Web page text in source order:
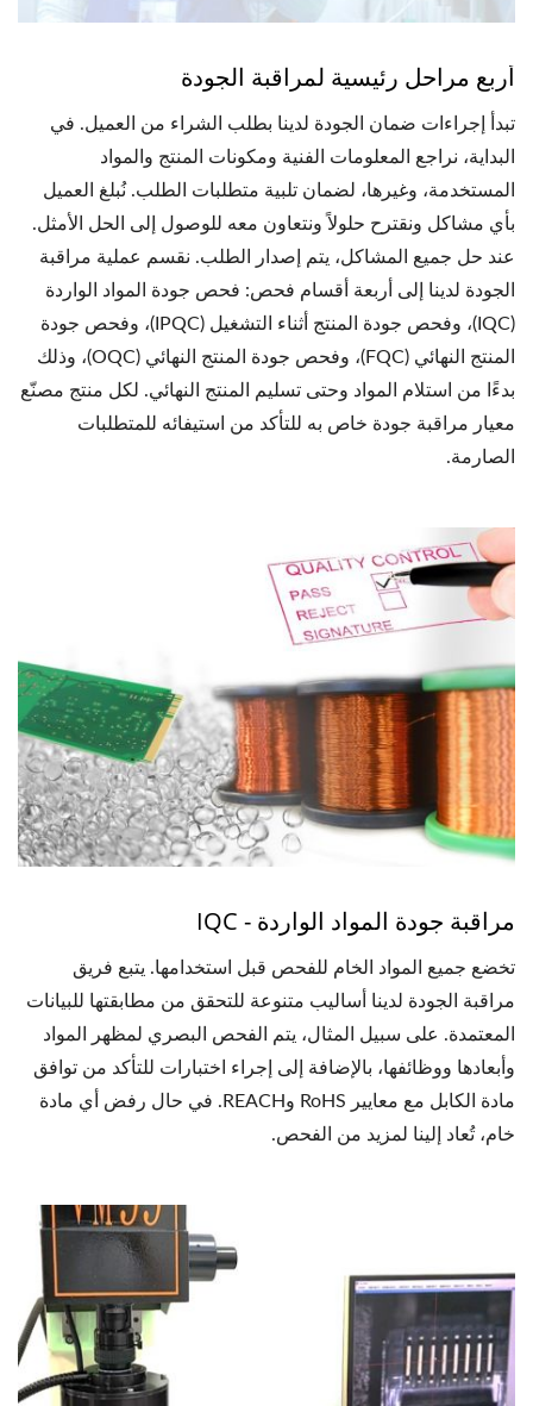
أربع مراحل رئيسية لمراقبة الجودة
تبدأ إجراءات ضمان الجودة لدينا بطلب الشراء من العميل. في
البداية، نراجع المعلومات الفنية ومكونات المنتج والمواد
المستخدمة، وغيرها، لضمان تلبية متطلبات الطلب. نُبلغ العميل
بأي مشاكل ونقترح حلولاً ونتعاون معه للوصول إلى الحل الأمثل.
عند حل جميع المشاكل، يتم إصدار الطلب. نقسم عملية مراقبة
الجودة لدينا إلى أربعة أقسام فحص: فحص جودة المواد الواردة
(IQC)، وفحص جودة المنتج أثناء التشغيل (IPQC)، وفحص جودة
المنتج النهائي (FQC)، وفحص جودة المنتج النهائي (OQC)، وذلك
بدءًا من استلام المواد وحتى تسليم المنتج النهائي. لكل منتج مصنّع
معيار مراقبة جودة خاص به للتأكد من استيفائه للمتطلبات
الصارمة.
مراقبة جودة المواد الواردة - IQC
تخضع جميع المواد الخام للفحص قبل استخدامها. يتبع فريق
مراقبة الجودة لدينا أساليب متنوعة للتحقق من مطابقتها للبيانات
المعتمدة. على سبيل المثال، يتم الفحص البصري لمظهر المواد
وأبعادها ووظائفها، بالإضافة إلى إجراء اختبارات للتأكد من توافق
مادة الكابل مع معايير RoHS وREACH. في حال رفض أي مادة
خام، تُعاد إلينا لمزيد من الفحص.